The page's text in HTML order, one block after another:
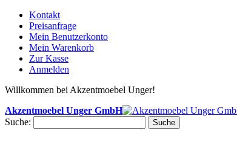
Kontakt
Preisanfrage
Mein Benutzerkonto
Mein Warenkorb
Zur Kasse
Anmelden
Willkommen bei Akzentmoebel Unger!
Akzentmoebel Unger GmbH
Suche:
Suche